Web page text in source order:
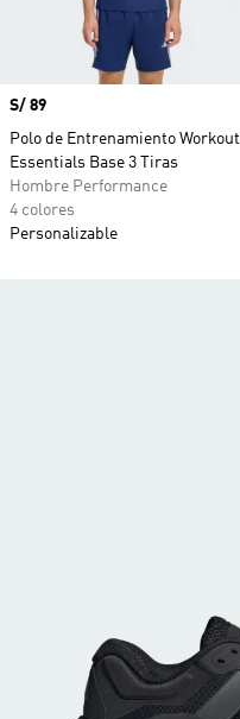
Precio
S/ 89
Polo de Entrenamiento Workout
Essentials Base 3 Tiras
Hombre Performance
4 colores
Personalizable